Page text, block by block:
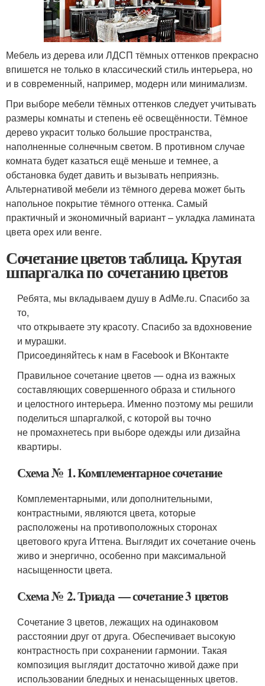
Мебель из дерева или ЛДСП тёмных оттенков прекрасно
впишется не только в классический стиль интерьера, но
и в современный, например, модерн или минимализм.
При выборе мебели тёмных оттенков следует учитывать
размеры комнаты и степень её освещённости. Тёмное
дерево украсит только большие пространства,
наполненные солнечным светом. В противном случае
комната будет казаться ещё меньше и темнее, а
обстановка будет давить и вызывать неприязнь.
Альтернативой мебели из тёмного дерева может быть
напольное покрытие тёмного оттенка. Самый
практичный и экономичный вариант – укладка ламината
цвета орех или венге.
Сочетание цветов таблица. Крутая
шпаргалка по сочетанию цветов
Ребята, мы вкладываем душу в AdMe.ru. Cпасибо за
то,
что открываете эту красоту. Спасибо за вдохновение
и мурашки.
Присоединяйтесь к нам в Facebook и ВКонтакте
Правильное сочетание цветов — одна из важных
составляющих совершенного образа и стильного
и целостного интерьера. Именно поэтому мы решили
поделиться шпаргалкой, с которой вы точно
не промахнетесь при выборе одежды или дизайна
квартиры.
Схема № 1. Комплементарное сочетание
Комплементарными, или дополнительными,
контрастными, являются цвета, которые
расположены на противоположных сторонах
цветового круга Иттена. Выглядит их сочетание очень
живо и энергично, особенно при максимальной
насыщенности цвета.
Схема № 2. Триада — сочетание 3 цветов
Сочетание 3 цветов, лежащих на одинаковом
расстоянии друг от друга. Обеспечивает высокую
контрастность при сохранении гармонии. Такая
композиция выглядит достаточно живой даже при
использовании бледных и ненасыщенных цветов.